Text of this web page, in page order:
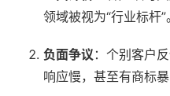
领域被视为“行业标杆”。
负面争议 ：个别客户
响应慢，甚至有商标暴